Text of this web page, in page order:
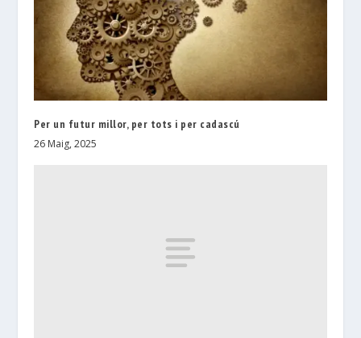
Per un futur millor, per tots i per cadascú
26 Maig, 2025